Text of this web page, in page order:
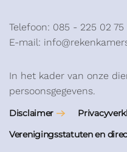
Telefoon: 085 - 225 02 75
E-mail:
In het kader van onze
persoonsgegevens.
Disclaimer
Verenigingsstatuten en